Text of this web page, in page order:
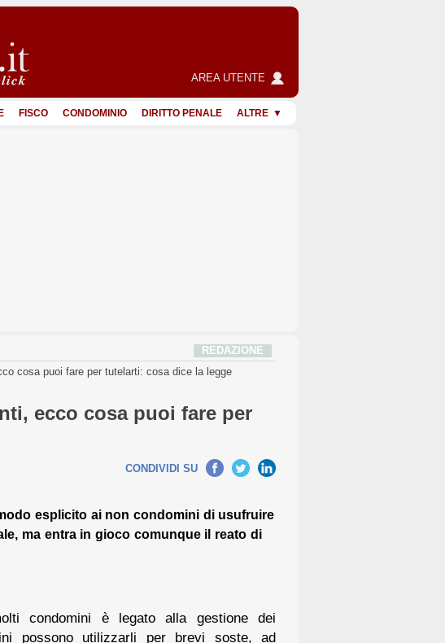
AREA UTENTE
FISCO CONDOMINIO DIRITTO PENALE ALTRE
REDAZIONE
cosa puoi fare per tutelarti: cosa dice la legge
ecco cosa puoi fare per
CONDIVIDI SU
esplicito ai non condomini di usufruire
ma entra in gioco comunque il reato di
condomini è legato alla gestione dei
possono utilizzarli per brevi soste, ad